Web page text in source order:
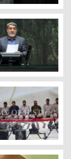
مولوی
فراکسیون
جیش‌العدل